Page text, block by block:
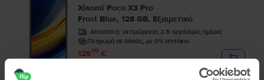
Xiaomi Poco X3 Pro
Frost Blue, 128 GB, Εξαιρετικό
Αποστολή: εκτιμώμενος 2-5 εργάσιμες ημέρες
Πληρωμή σε δόσεις, με 0% επιτόκιο
12999 €